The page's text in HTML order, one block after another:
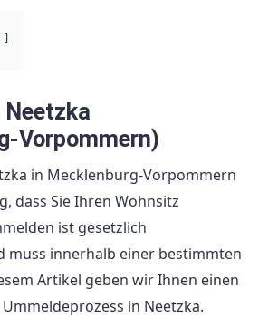
Neetzka
Vorpommern)
in Mecklenburg-Vorpommern
dass Sie Ihren Wohnsitz
ist gesetzlich
muss innerhalb einer bestimmten
Artikel geben wir Ihnen einen
in Neetzka.